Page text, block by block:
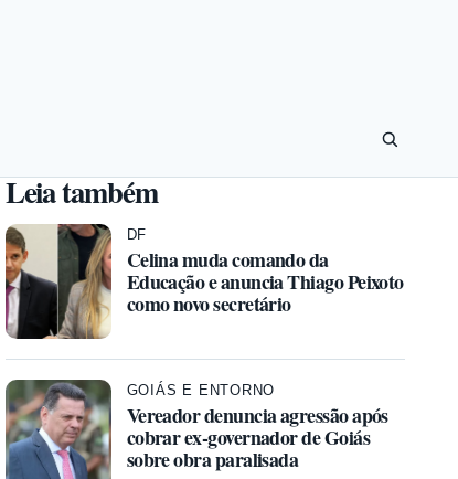
Leia também
DF
Celina muda comando da
Educação e anuncia Thiago Peixoto
como novo secretário
GOIÁS E ENTORNO
Vereador denuncia agressão após
cobrar ex-governador de Goiás
sobre obra paralisada